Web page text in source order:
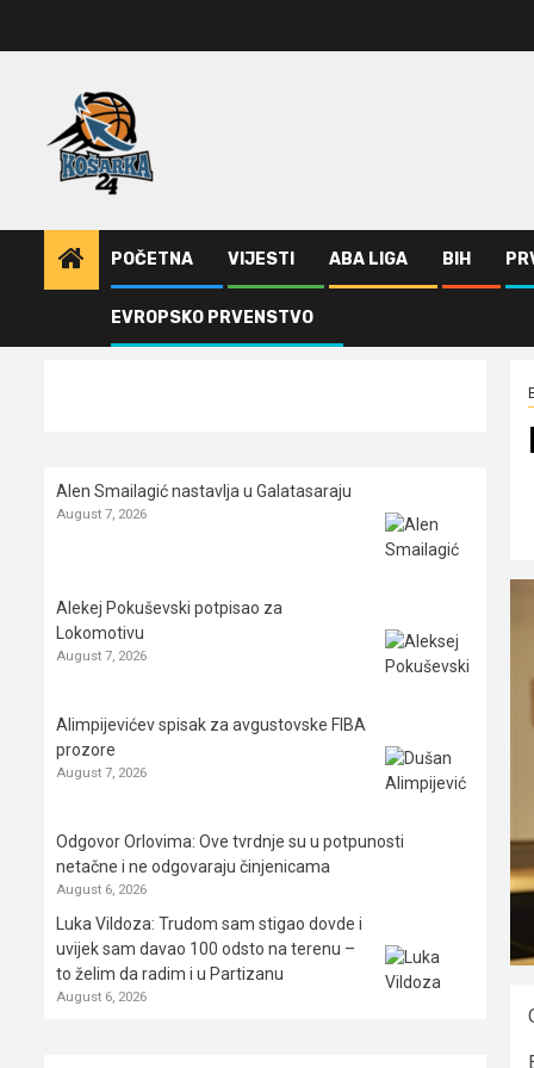
POČETNA VIJESTI ABA LIGA BIH
EVROPSKO PRVENSTVO
Evroliga Bertomeu: Nije kraj nego novi početak
Alen Smailagić nastavlja u Galatasaraju
August 7, 2026
Alekej Pokuševski potpisao za
Lokomotivu
August 7, 2026
Alimpijevićev spisak za avgustovske FIBA
prozore
August 7, 2026
Odgovor Orlovima: ​Ove tvrdnje su u potpunosti
netačne i ne odgovaraju činjenicama
August 6, 2026
Luka Vildoza: Trudom sam stigao dovde i
uvijek sam davao 100 odsto na terenu –
to želim da radim i u Partizanu
August 6, 2026